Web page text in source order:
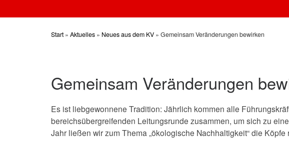
Start » Aktuelles » Neues aus dem KV » Gemeinsam Veränderungen bewirken
Gemeinsam Veränderungen
Es ist liebgewonnene Tradition: Jährlich kommen alle
bereichsübergreifenden Leitungsrunde zusammen, um sich zu
Jahr ließen wir zum Thema „ökologische Nachhaltigkeit“ die Köpfe